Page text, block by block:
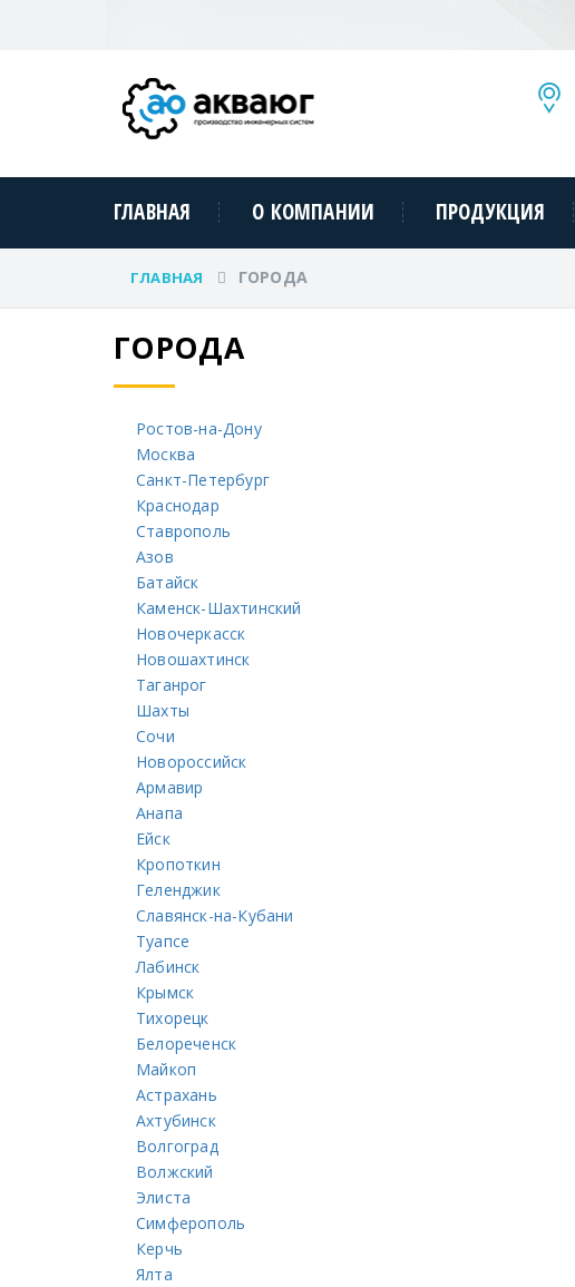
ГЛАВНАЯ О КОМПАНИИ ПРОДУКЦИЯ
ГЛАВНАЯ ГОРОДА
ГОРОДА
Ростов-на-Дону
Москва
Санкт-Петербург
Краснодар
Ставрополь
Азов
Батайск
Каменск-Шахтинский
Новочеркасск
Новошахтинск
Таганрог
Шахты
Сочи
Новороссийск
Армавир
Анапа
Ейск
Кропоткин
Геленджик
Славянск-на-Кубани
Туапсе
Лабинск
Крымск
Тихорецк
Белореченск
Майкоп
Астрахань
Ахтубинск
Волгоград
Волжский
Элиста
Симферополь
Керчь
Ялта